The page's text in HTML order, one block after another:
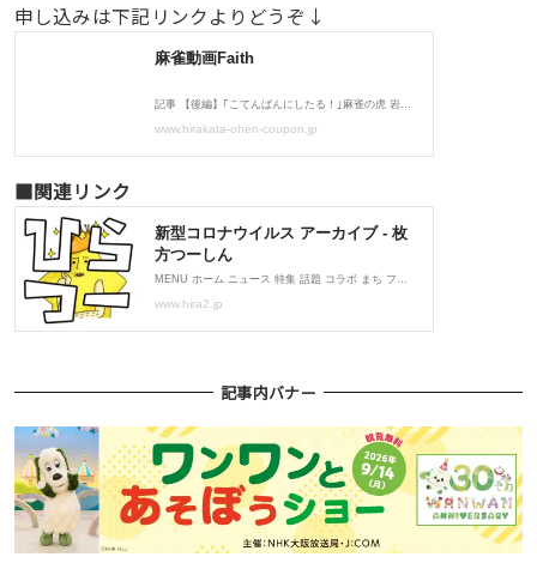
申し込みは下記リンクよりどうぞ↓
■関連リンク
記事内バナー